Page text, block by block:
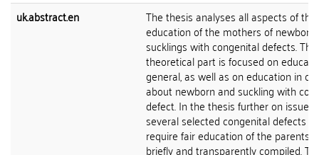
uk.abstract.en
The thesis analyses all aspects of the
education of the mothers of
sucklings with congenital defects. The
theoretical part is focused on
general, as well as on education in
about newborn and suckling with
defect. In the thesis further on issues
several selected congenital defects
require fair education of the parents
briefly and transparently compiled.